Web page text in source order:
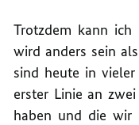
Trotzdem kann
wird anders sein
sind heute in
erster Linie an
haben und die wir